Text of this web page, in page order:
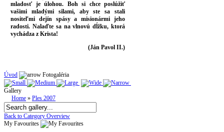
mladosť je úlohou. Boh si chce poslúžiť
vašimi mladými silami, aby ste sa stali
nositeľmi dejín spásy a misionármi jeho
radosti. Nalaďte sa na vlnovú dĺžku, ktorá
vychádza z Krista!
(Ján Pavol II.)
Úvod Fotogaléria
Gallery
Home » Ples 2007
Back to Category Overview
My Favourites